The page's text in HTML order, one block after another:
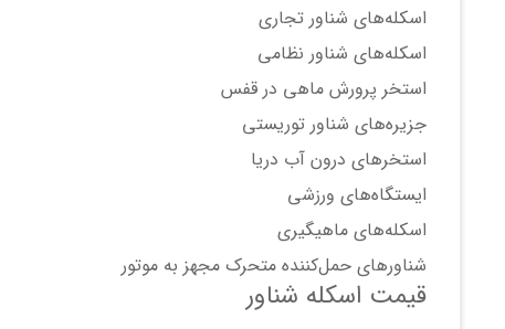
اسکله‌های شناور تجاری
اسکله‌های شناور نظامی
استخر پرورش ماهی در قفس
جزیره‌های شناور توریستی
استخرهای درون آب دریا
ایستگاه‌های ورزشی
اسکله‌های ماهیگیری
شناور‌های حمل‌کننده متحرک مجهز به موتور
قیمت اسکله شناور